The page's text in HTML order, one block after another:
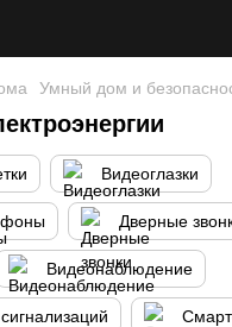
Умный дом и
Видеоглазки
Дверные
Видеонаблюдение